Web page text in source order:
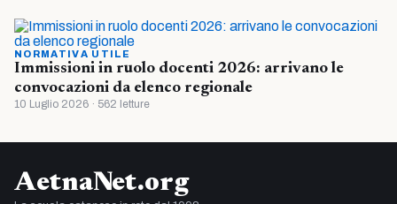
NORMATIVA UTILE
Immissioni in ruolo docenti 2026: arrivano le
convocazioni da elenco regionale
10 Luglio 2026 · 562 letture
AetnaNet.org